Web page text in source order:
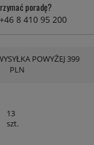
13
szt.
poradę?
8 410 95 200
POWYŻEJ 399
PLN